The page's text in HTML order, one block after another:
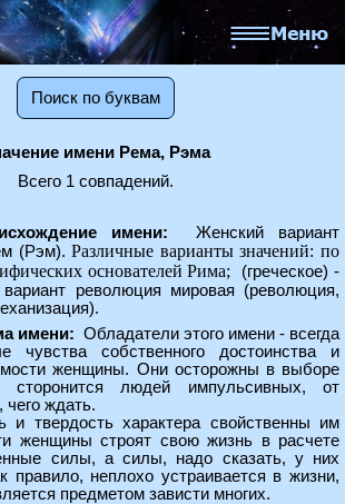
Поиск по буквам
имени Рема, Рэма
Всего 1 совпадений.
имени: Женский вариант
(Рэм).Различные варианты значений: по
основателей Рима;
(греческое) -
вариант революция мировая (революция,
имени: Обладатели этого имени - всегда
чувства собственного достоинства и
женщины. Они осторожны в выборе
сторонится людей импульсивных, от
чего ждать.
и твердость характера свойственны им
женщины строят свою жизнь в расчете
силы, а силы, надо сказать, у них
правило, неплохо устраивается в жизни,
предметом зависти многих.